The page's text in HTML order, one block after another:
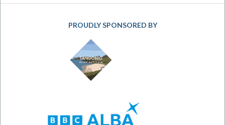
PROUDLY SPONSORED BY